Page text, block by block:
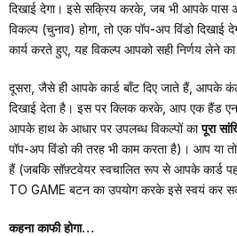
दिखाई देगा। इसे सक्रिय करके, जब भी आपके पास
विकल्प (चुनाव) होगा, तो एक पॉप-अप विंडो
कार्य करते हुए, यह विकल्प आपको सही निर्णय लेने
दूसरा, जैसे ही आपके कार्ड बाँट दिए जाते हैं, आपके
दिखाई देता है। इस पर क्लिक करके, आप एक हैंड
आपके हाथ के आधार पर उपलब्ध विकल्पों कापूरा
पॉप-अप विंडो की तरह भी काम करता है)। आप या
हैं (जबकि सॉफ़्टवेयर स्वचालित रूप से आपके कार्ड
TO GAME बटन का उपयोग करके इसे स्वयं कर
कहना काफी होगा…